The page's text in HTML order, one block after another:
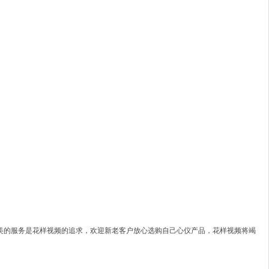
服务是花样视频的追求，欢迎新老客户放心选购自己心仪产品，花样视频将竭